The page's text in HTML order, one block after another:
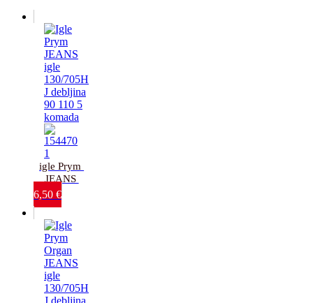
igle Prym
JEANS
igle
90-110_5
komada
6,50 €